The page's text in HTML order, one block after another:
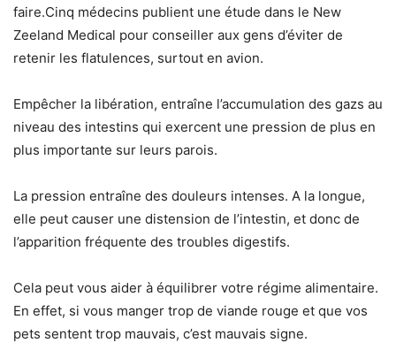
faire.Cinq médecins publient une étude dans le New
Zeeland Medical pour conseiller aux gens d’éviter de
retenir les flatulences, surtout en avion.
Empêcher la libération, entraîne l’accumulation des gazs au
niveau des intestins qui exercent une pression de plus en
plus importante sur leurs parois.
La pression entraîne des douleurs intenses. A la longue,
elle peut causer une distension de l’intestin, et donc de
l’apparition fréquente des troubles digestifs.
Cela peut vous aider à équilibrer votre régime alimentaire.
En effet, si vous manger trop de viande rouge et que vos
pets sentent trop mauvais, c’est mauvais signe.